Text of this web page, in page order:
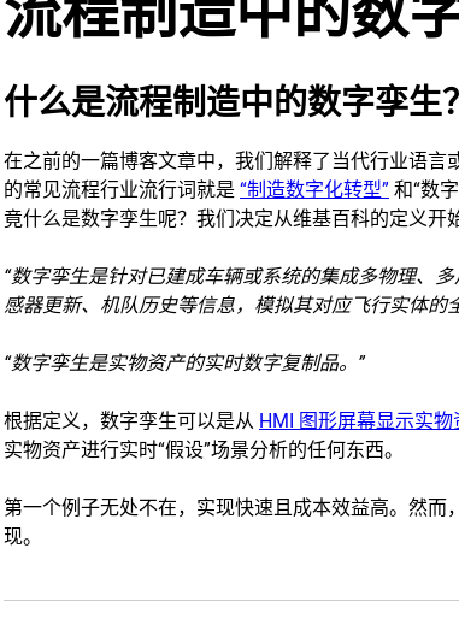
什么是流程制造中的数字孪生？
在之前的一篇博客文章中，我们解释了当代行业语
的常见流程行业流行词就是 “制造数字化转型” 和“数
竟什么是数字孪生呢？我们决定从维基百科的定义开
“数字孪生是针对已建成车辆或系统的集成多物理、
感器更新、机队历史等信息，模拟其对应飞行实体的
“数字孪生是实物资产的实时数字复制品。”
根据定义，数字孪生可以是从 HMI 图形屏幕显示实
实物资产进行实时“假设”场景分析的任何东西。
第一个例子无处不在，实现快速且成本效益高。然
现。